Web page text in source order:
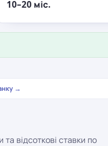
10–20 міс.
→
відсоткові ставки по